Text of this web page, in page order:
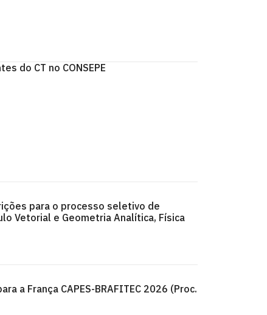
do CT no CONSEPE
para o processo seletivo de
Vetorial e Geometria Analítica, Física
a França CAPES-BRAFITEC 2026 (Proc.